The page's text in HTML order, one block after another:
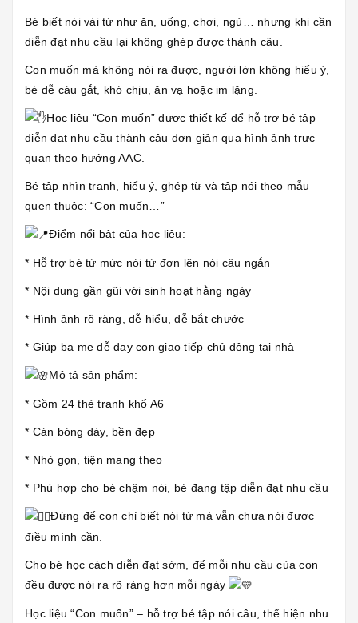
Bé biết nói vài từ như ăn, uống, chơi, ngủ… nhưng khi cần
diễn đạt nhu cầu lại không ghép được thành câu.
Con muốn mà không nói ra được, người lớn không hiểu ý,
bé dễ cáu gắt, khó chịu, ăn vạ hoặc im lặng.
Học liệu “Con muốn” được thiết kế để hỗ trợ bé tập
diễn đạt nhu cầu thành câu đơn giản qua hình ảnh trực
quan theo hướng AAC.
Bé tập nhìn tranh, hiểu ý, ghép từ và tập nói theo mẫu
quen thuộc: “Con muốn…”
Điểm nổi bật của học liệu:
* Hỗ trợ bé từ mức nói từ đơn lên nói câu ngắn
* Nội dung gần gũi với sinh hoạt hằng ngày
* Hình ảnh rõ ràng, dễ hiểu, dễ bắt chước
* Giúp ba mẹ dễ dạy con giao tiếp chủ động tại nhà
Mô tả sản phẩm:
* Gồm 24 thẻ tranh khổ A6
* Cán bóng dày, bền đẹp
* Nhỏ gọn, tiện mang theo
* Phù hợp cho bé chậm nói, bé đang tập diễn đạt nhu cầu
Đừng để con chỉ biết nói từ mà vẫn chưa nói được
điều mình cần.
Cho bé học cách diễn đạt sớm, để mỗi nhu cầu của con
đều được nói ra rõ ràng hơn mỗi ngày
Học liệu “Con muốn” – hỗ trợ bé tập nói câu, thể hiện nhu